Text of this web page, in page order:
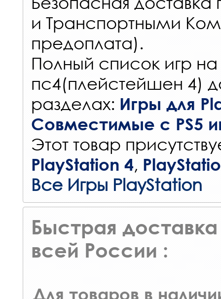
и Транспортными
предоплата).
Полный список игр на
пс4(плейстейшен 4)
разделах: Игры для
Совместимые с PS5
Этот товар
PlayStation 4,
Все Игры PlayStation
Быстрая доставка
всей России :
Для товаров в